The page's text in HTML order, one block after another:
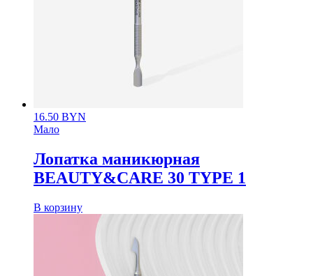
16.50 BYN
Мало
Лопатка маникюрная
BEAUTY&CARE 30 TYPE 1
В корзину